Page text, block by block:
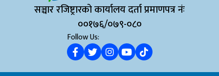
सञ्चार रजिष्ट्रारको कार्यालय दर्ता प्रमाणपत्र नंः
००१७६/०७९-०८०
Follow Us: